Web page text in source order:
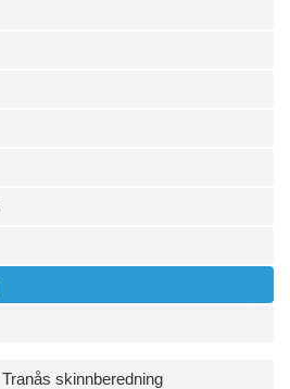
Tranås skinnberedning